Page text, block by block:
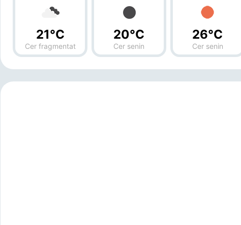
21°C
Cer fragmentat
20°C
Cer senin
26°C
Cer senin